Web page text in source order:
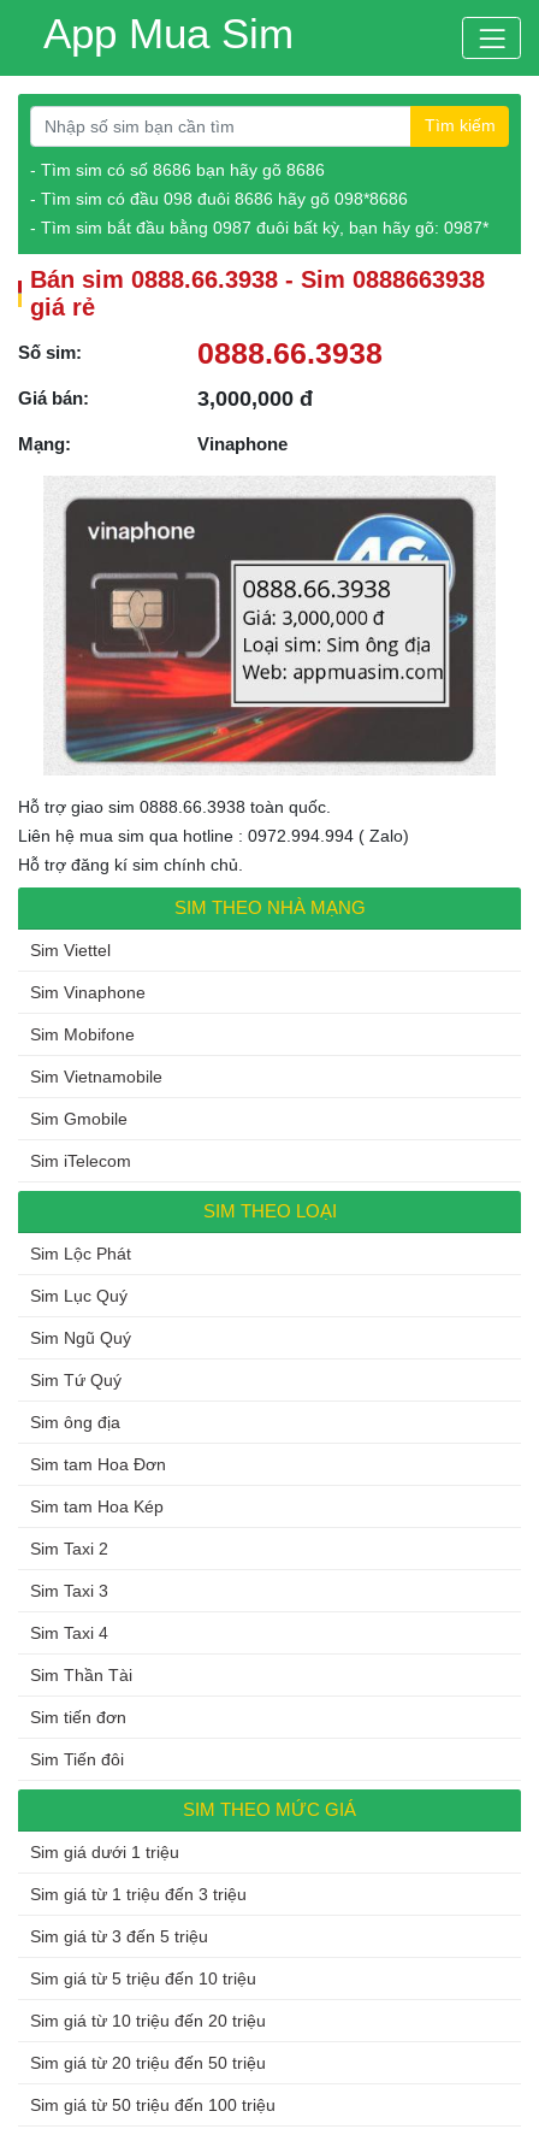
App Mua Sim
Tìm kiếm
- Tìm sim có số 8686 bạn hãy gõ 8686
- Tìm sim có đầu 098 đuôi 8686 hãy gõ 098*8686
- Tìm sim bắt đầu bằng 0987 đuôi bất kỳ, bạn hãy gõ: 0987*
Bán sim 0888.66.3938 - Sim 0888663938
giá rẻ
Số sim: 0888.66.3938
Giá bán: 3,000,000 đ
Mạng: Vinaphone
Hỗ trợ giao sim 0888.66.3938 toàn quốc.
Liên hệ mua sim qua hotline : 0972.994.994 ( Zalo)
Hỗ trợ đăng kí sim chính chủ.
SIM THEO NHÀ MẠNG
Sim Viettel
Sim Vinaphone
Sim Mobifone
Sim Vietnamobile
Sim Gmobile
Sim iTelecom
SIM THEO LOẠI
Sim Lộc Phát
Sim Lục Quý
Sim Ngũ Quý
Sim Tứ Quý
Sim ông địa
Sim tam Hoa Đơn
Sim tam Hoa Kép
Sim Taxi 2
Sim Taxi 3
Sim Taxi 4
Sim Thần Tài
Sim tiến đơn
Sim Tiến đôi
SIM THEO MỨC GIÁ
Sim giá dưới 1 triệu
Sim giá từ 1 triệu đến 3 triệu
Sim giá từ 3 đến 5 triệu
Sim giá từ 5 triệu đến 10 triệu
Sim giá từ 10 triệu đến 20 triệu
Sim giá từ 20 triệu đến 50 triệu
Sim giá từ 50 triệu đến 100 triệu